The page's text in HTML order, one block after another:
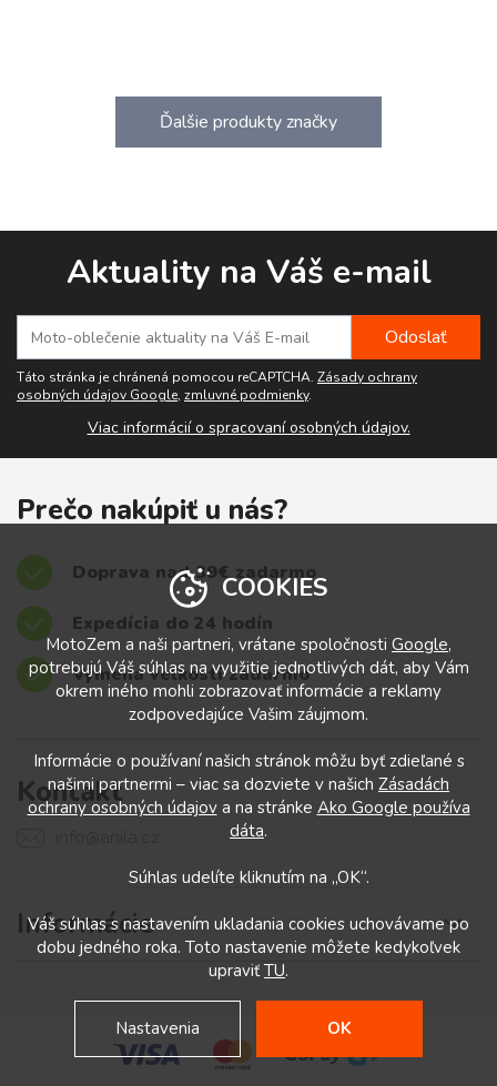
Ďalšie produkty značky
Aktuality na Váš e-mail
Táto stránka je chránená pomocou reCAPTCHA. Zásady ochrany
osobných údajov Google, zmluvné podmienky.
Viac informácií o spracovaní osobných údajov.
Prečo nakúpiť u nás?
Doprava nad 39€ zadarmo
Expedícia do 24 hodín
Výmena veľkostí zadarmo
Informácie
Kontakt
COOKIES
MotoZem a naši partneri, vrátane spoločnosti Google,
potrebujú Váš súhlas na využitie jednotlivých dát, aby Vám
okrem iného mohli zobrazovať informácie a reklamy
zodpovedajúce Vašim záujmom.
Informácie o používaní našich stránok môžu byť zdieľané s
našimi partnermi – viac sa dozviete v našich Zásadách
ochrany osobných údajova na stránke Ako Google používa
dáta.
Súhlas udelíte kliknutím na „OK“.
Váš súhlas s nastavením ukladania cookies uchovávame po
dobu jedného roka. Toto nastavenie môžete kedykoľvek
upraviťTU.
Nastavenia OK